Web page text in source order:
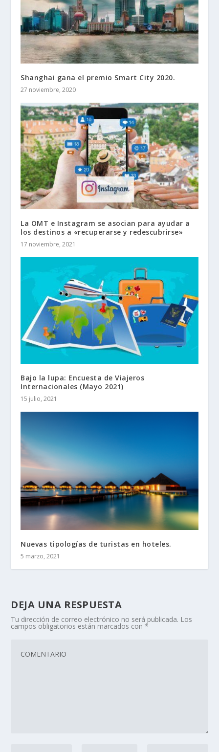
Shanghai gana el premio Smart City 2020.
27 noviembre, 2020
La OMT e Instagram se asocian para ayudar a
los destinos a «recuperarse y redescubrirse»
17 noviembre, 2021
Bajo la lupa: Encuesta de Viajeros
Internacionales (Mayo 2021)
15 julio, 2021
Nuevas tipologías de turistas en hoteles.
5 marzo, 2021
DEJA UNA RESPUESTA
Tu dirección de correo electrónico no será publicada. Los
campos obligatorios están marcados con*